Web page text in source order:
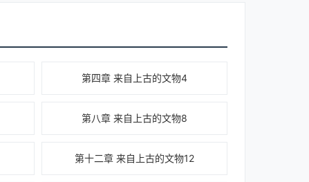
第四章 来自上古的文物4
第八章 来自上古的文物8
第十二章 来自上古的文物12